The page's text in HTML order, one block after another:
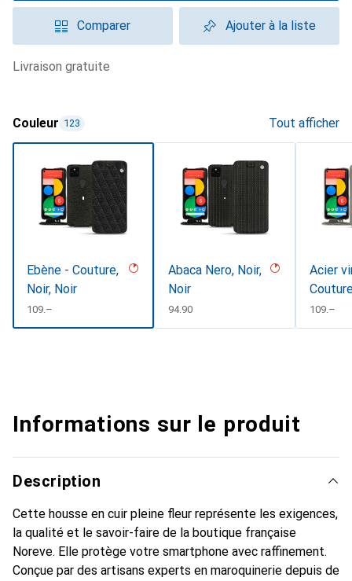
Comparer Ajouter à la liste
livraison gratuite
Couleur 123 Tout afficher
Ebène - Couture,
Noir, Noir
CHF
109.–
Abaca Nero, Noir,
Noir
CHF
94.90
Acier
CHF
109.–
Informations sur le produit
Description
Cette housse en cuir pleine fleur représente les exigences,
la qualité et le savoir-faire de la boutique française
Noreve. Elle protège votre smartphone avec raffinement.
Conçue par des artisans experts en maroquinerie depuis de